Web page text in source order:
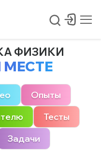
ФИЗИКИ
Опыты
Тесты
Задачи